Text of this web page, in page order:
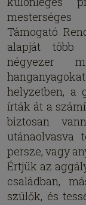
Támogató
alapját több
négyezer
helyzetben, a
írták át a
biztosan
utánaolvasva
persze, vagy
Értjük az
családban,
szülők, és